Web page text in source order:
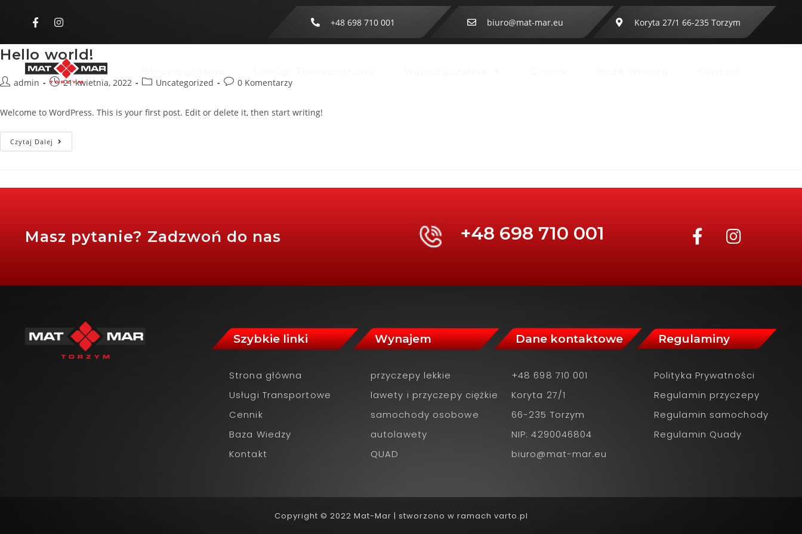
+48 698 710 001 biuro@mat-mar.eu Koryta 27/1 66-235 Torzym
Hello world!
admin 21 kwietnia, 2022 Uncategorized 0 Komentarzy
Welcome to WordPress. This is your first post. Edit or delete it, then start writing!
Czytaj Dalej
Masz pytanie? Zadzwoń do nas +48 698 710 001
Szybkie linki
Strona główna
Usługi Transportowe
Cennik
Baza Wiedzy
Kontakt
Wynajem
przyczepy lekkie
lawety i przyczepy ciężkie
samochody osobowe
autolawety
QUAD
Dane kontaktowe
+48 698 710 001
Koryta 27/1
66-235 Torzym
NIP: 4290046804
biuro@mat-mar.eu
Regulaminy
Polityka Prywatności
Regulamin przyczepy
Regulamin samochody
Regulamin Quady
Copyright © 2022 Mat-Mar | stworzono w ramach varto.pl